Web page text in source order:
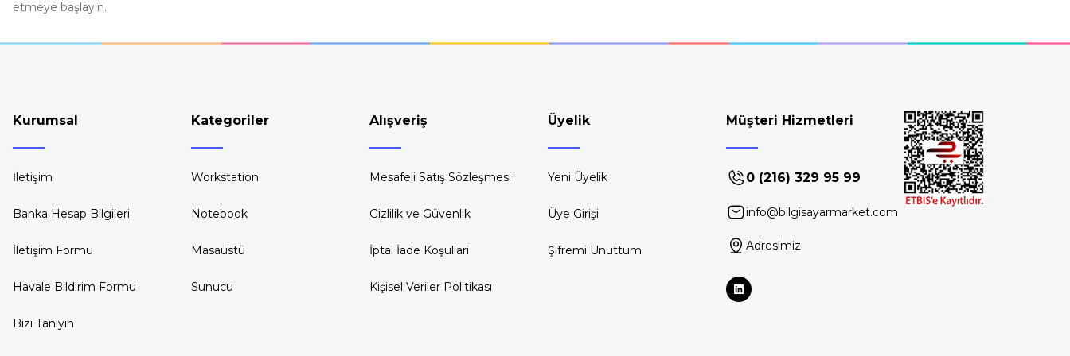
etmeye başlayın.
Kurumsal
İletişim
Banka Hesap Bilgileri
İletişim Formu
Havale Bildirim Formu
Bizi Tanıyın
Kategoriler
Workstation
Notebook
Masaüstü
Sunucu
Alışveriş
Mesafeli Satış Sözleşmesi
Gizlilik ve Güvenlik
İptal İade Koşullari
Kişisel Veriler Politikası
Üyelik
Yeni Üyelik
Üye Girişi
Şifremi Unuttum
Müşteri Hizmetleri
0 (216) 329 95 99
info@bilgisayarmarket.com
Adresimiz